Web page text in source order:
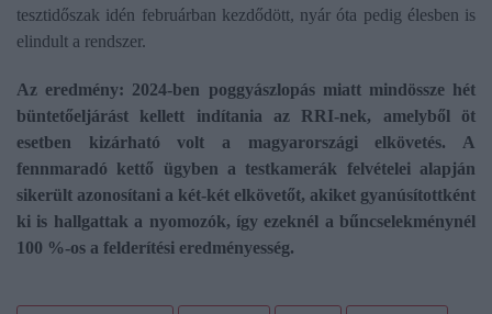
tesztidőszak idén februárban kezdődött, nyár óta pedig élesben is
elindult a rendszer.
Az eredmény: 2024-ben poggyászlopás miatt mindössze hét
büntetőeljárást kellett indítania az RRI-nek, amelyből öt
esetben kizárható volt a magyarországi elkövetés. A
fennmaradó kettő ügyben a testkamerák felvételei alapján
sikerült azonosítani a két-két elkövetőt, akiket gyanúsítottként
ki is hallgattak a nyomozók, így ezeknél a bűncselekménynél
100 %-os a felderítési eredményesség.